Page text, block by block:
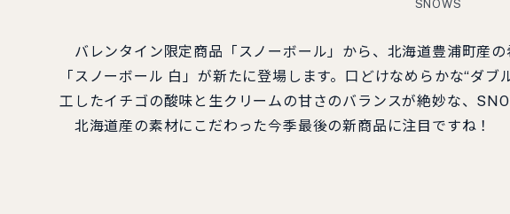
SNOWS
バレンタイン限定商品「スノーボール」から、北海道豊浦町産
「スノーボール 白」が新たに登場します。口どけなめらかな“ダ
工したイチゴの酸味と生クリームの甘さのバランスが絶妙な、
北海道産の素材にこだわった今季最後の新商品に注目ですね！